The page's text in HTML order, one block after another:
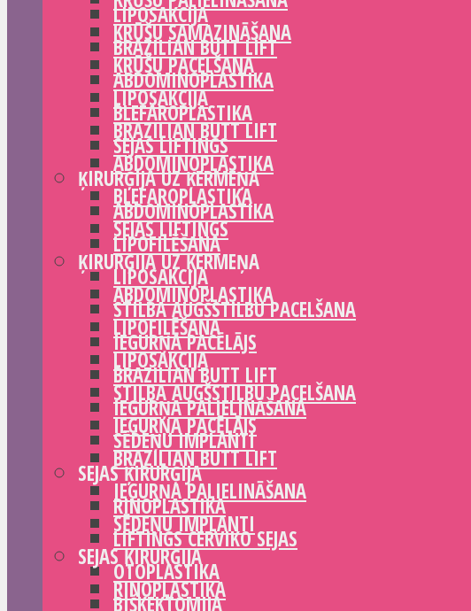
LIPOSAKCIJA
BRAZILIAN BUTT LIFT
ABDOMINOPLASTIKA
BLEFAROPLASTIKA
SEJAS LIFTINGS
ĶIRURĢIJA UZ ĶERMEŅA
ABDOMINOPLASTIKA
LIPOFILĒŠANA
LIPOSAKCIJA
STILBA AUGŠSTILBU PACELŠANA
IEGURŅA PACĒLĀJS
BRAZILIAN BUTT LIFT
IEGURŅA PALIELINĀŠANA
SĒDEŅU IMPLANTI
SEJAS ĶIRURĢIJA
RINOPLASTIKA
LIFTINGS CERVIKO SEJAS
OTOPLASTIKA
BIŠKEKTOMIJA
KRŪŠU SAMAZINĀŠANA
KRŪŠU PACELŠANA
LIPOSAKCIJA
BRAZILIAN BUTT LIFT
ABDOMINOPLASTIKA
BLEFAROPLASTIKA
SEJAS LIFTINGS
ĶIRURĢIJA UZ ĶERMEŅA
ABDOMINOPLASTIKA
LIPOFILĒŠANA
LIPOSAKCIJA
STILBA AUGŠSTILBU PACELŠANA
IEGURŅA PACĒLĀJS
BRAZILIAN BUTT LIFT
IEGURŅA PALIELINĀŠANA
SĒDEŅU IMPLANTI
SEJAS ĶIRURĢIJA
RINOPLASTIKA